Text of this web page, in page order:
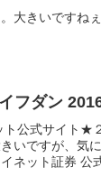
大きいですね
フダン
公式サイト★
いですが、気
ネット証券 公